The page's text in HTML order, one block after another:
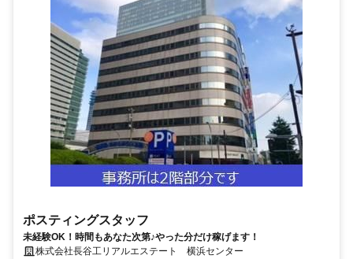
ポスティングスタッフ
未経験OK！時間もあなた次第♪やった分だけ稼げます！
株式会社長谷工リアルエステート 横浜センター